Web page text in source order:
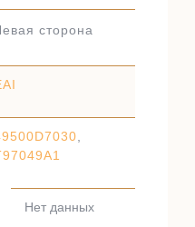
сторона
Нет данных